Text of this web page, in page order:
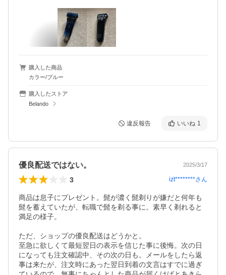
購入した商品
カラー/ブルー
購入したストア
Belando
違反報告 いいね 1
優良配送ではない。 2025/3/17
3 izt********さん
商品は息子にプレゼント。髭が濃く髭剃りが嫌だと何年も
髭を蓄えていたが、転職で髭を剃る事に。素早く剃れると
満足の様子。
ただ、ショップの優良配送はどうかと。
至急に欲しくて最短翌日の表示を信じた事に後悔。次の日
になっても注文確認中、その次の日も。メールをしたら返
事は来たが、注文時にあった翌日到着の文言はすでに過ぎ